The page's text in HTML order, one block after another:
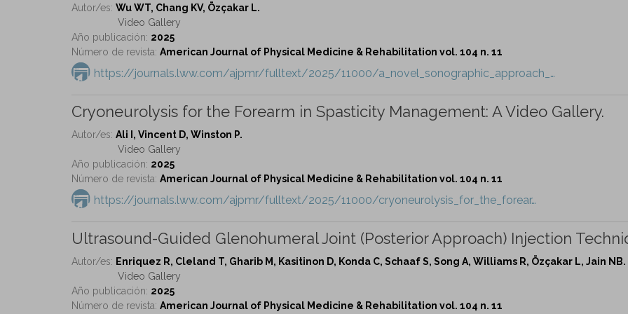
Autor/es: Wu WT, Chang KV, Özçakar L.
Video Gallery
Año publicación: 2025
Número de revista: American Journal of Physical Medicine & Rehabilitation vol. 104 n. 11
https://journals.lww.com/ajpmr/fulltext/2025/11000/a_novel_sonographic_approach_…
Cryoneurolysis for the Forearm in Spasticity Management: A Video Gallery.
Autor/es: Ali I, Vincent D, Winston P.
Video Gallery
Año publicación: 2025
Número de revista: American Journal of Physical Medicine & Rehabilitation vol. 104 n. 11
https://journals.lww.com/ajpmr/fulltext/2025/11000/cryoneurolysis_for_the_forear…
Ultrasound-Guided Glenohumeral Joint (Posterior Approach) Injection
Autor/es: Enriquez R, Cleland T, Gharib M, Kasitinon D, Konda C, Schaaf S, Song A, Williams R, Özçakar L, Jain NB.
Video Gallery
Año publicación: 2025
Número de revista: American Journal of Physical Medicine & Rehabilitation vol. 104 n. 11